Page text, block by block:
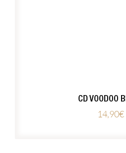
CD VOODOO
14,90€